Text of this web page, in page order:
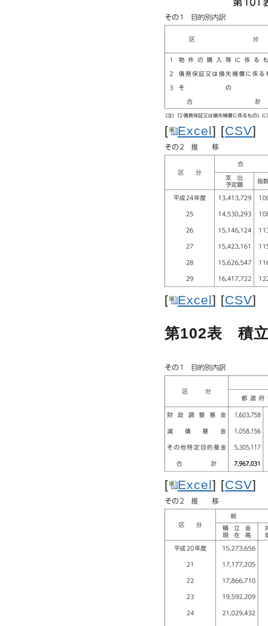
[ Excel] [CSV]
[ Excel] [CSV]
第102表 積
[ Excel] [CSV]